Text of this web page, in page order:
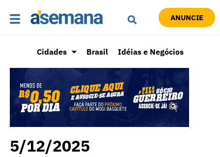
ANUNCIE
Cidades Brasil Idéias e Negócios
5/12/2025